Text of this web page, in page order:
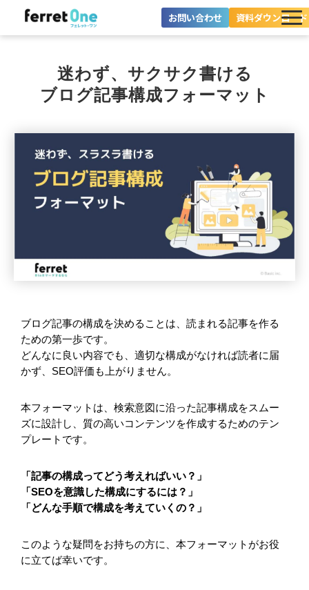
お問い合わせ 資料ダウンロード
ツール・機能一覧
導入事例
セミナー
お役立ち情報
迷わず、サクサク書ける
ブログ記事構成フォーマット
ブログ記事の構成を決めることは、読まれる記事を作る
ための第一歩です。
どんなに良い内容でも、適切な構成がなければ読者に届
かず、SEO評価も上がりません。
本フォーマットは、検索意図に沿った記事構成をスムー
ズに設計し、質の高いコンテンツを作成するためのテン
プレートです。
「記事の構成ってどう考えればいい？」
「SEOを意識した構成にするには？」
「どんな手順で構成を考えていくの？」
このような疑問をお持ちの方に、本フォーマットがお役
に立てば幸いです。